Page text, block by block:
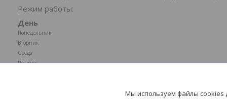
Режим работы:
День
Понедельник
Вторник
Среда
Четверг
Мы используем файлы cookies